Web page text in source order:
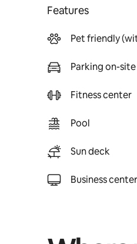
Features
Pet friendly
Parking on-site
Fitness center
Pool
Sun deck
Business center